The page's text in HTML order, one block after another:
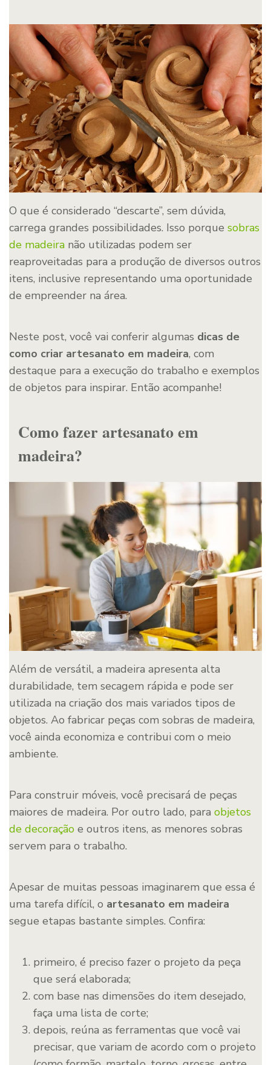
O que é considerado “descarte”, sem dúvida,
carrega grandes possibilidades. Isso porque sobras
de madeira não utilizadas podem ser
reaproveitadas para a produção de diversos outros
itens, inclusive representando uma oportunidade
de empreender na área.
Neste post, você vai conferir algumas dicas de
como criar artesanato em madeira, com
destaque para a execução do trabalho e exemplos
de objetos para inspirar. Então acompanhe!
Como fazer artesanato em
madeira?
Além de versátil, a madeira apresenta alta
durabilidade, tem secagem rápida e pode ser
utilizada na criação dos mais variados tipos de
objetos. Ao fabricar peças com sobras de madeira,
você ainda economiza e contribui com o meio
ambiente.
Para construir móveis, você precisará de peças
maiores de madeira. Por outro lado, para objetos
de decoração e outros itens, as menores sobras
servem para o trabalho.
Apesar de muitas pessoas imaginarem que essa é
uma tarefa difícil, o artesanato em madeira
segue etapas bastante simples. Confira:
primeiro, é preciso fazer o projeto da peça
que será elaborada;
com base nas dimensões do item desejado,
faça uma lista de corte;
depois, reúna as ferramentas que você vai
precisar, que variam de acordo com o projeto